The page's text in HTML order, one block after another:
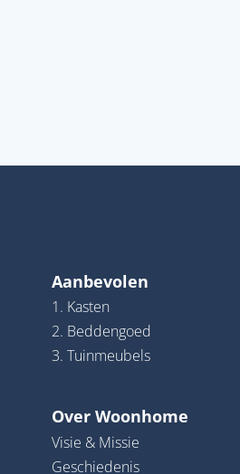
Aanbevolen
1. Kasten
2. Beddengoed
3. Tuinmeubels
Over Woonhome
Visie & Missie
Geschiedenis